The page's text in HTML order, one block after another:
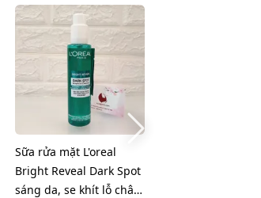
Sữa rửa mặt L'oreal
Bright Reveal Dark Spot
sáng da, se khít lỗ chân